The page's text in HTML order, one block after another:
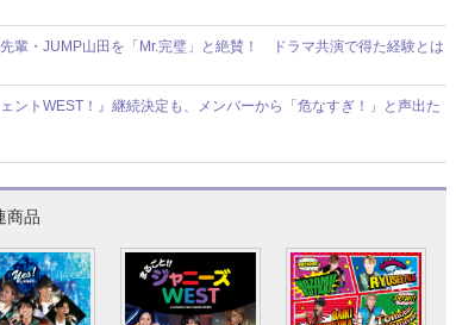
輩・JUMP山田を「Mr.完璧」と絶賛！ ドラマ共演で得た経験とは
ントWEST！』継続決定も、メンバーから「危なすぎ！」と声出た
商品